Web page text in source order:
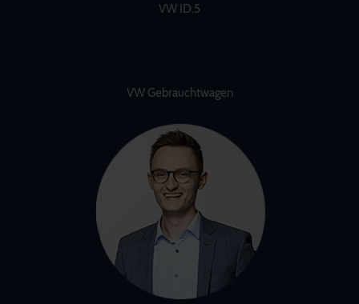
VW ID.5
VW Gebrauchtwagen